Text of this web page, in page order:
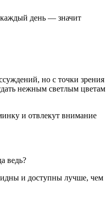
день — значит
но с точки зрения
нежным светлым цветам
и отвлекут внимание
ведь?
и доступны лучше, чем